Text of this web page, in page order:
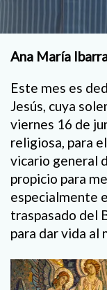
Ana María
Este mes es
Jesús, cuya
viernes 16 de
religiosa, para
vicario general
propicio para
especialmente
traspasado del
para dar vida al